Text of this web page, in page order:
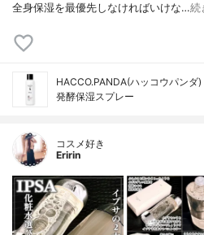
全身保湿を最優先しなければいけな…続
HACCO.PANDA(ハッコウパンダ)
発酵保湿スプレー
コスメ好き
Eririn